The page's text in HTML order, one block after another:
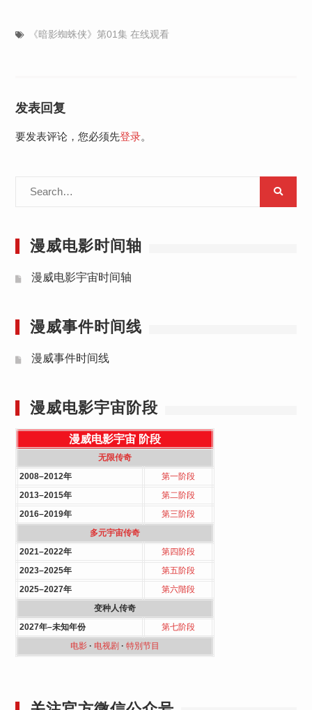
《暗影蜘蛛侠》第01集 在线观看
发表回复
要发表评论，您必须先登录。
漫威电影时间轴
漫威电影宇宙时间轴
漫威事件时间线
漫威事件时间线
漫威电影宇宙阶段
漫威电影宇宙 阶段
无限传奇
2008–2012年
第一阶段
2013–2015年
第二阶段
2016–2019年
第三阶段
多元宇宙传奇
2021–2022年
第四阶段
2023–2025年
第五阶段
2025–2027年
第六階段
变种人传奇
2027年–未知年份
第七阶段
电影· 电视剧 · 特別节目